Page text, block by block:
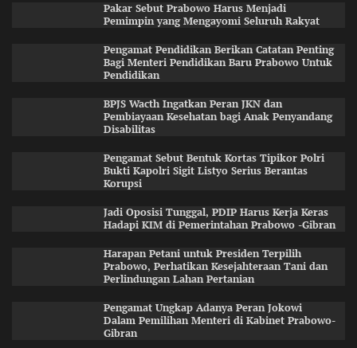
Pakar Sebut Prabowo Harus Menjadi
Pemimpin yang Mengayomi Seluruh Rakyat
Pengamat Pendidikan Berikan Catatan Penting
Bagi Menteri Pendidikan Baru Prabowo Untuk
Pendidikan
BPJS Wacth Ingatkan Peran JKN dan
Pembiayaan Kesehatan bagi Anak Penyandang
Disabilitas
Pengamat Sebut Bentuk Kortas Tipikor Polri
Bukti Kapolri Sigit Listyo Serius Berantas
Korupsi
Jadi Oposisi Tunggal, PDIP Harus Kerja Keras
Hadapi KIM di Pemerintahan Prabowo -Gibran
Harapan Petani untuk Presiden Terpilih
Prabowo, Perhatikan Kesejahteraan Tani dan
Perlindungan Lahan Pertanian
Pengamat Ungkap Adanya Peran Jokowi
Dalam Pemilihan Menteri di Kabinet Prabowo-
Gibran